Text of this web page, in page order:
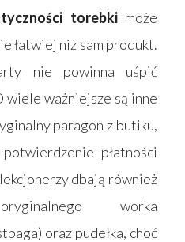
torebkimoże
łatwiej niż sam produkt.
nie powinna uśpić
wiele ważniejsze są inne
paragon z butiku,
płatności
dbają również
worka
oraz pudełka, choć